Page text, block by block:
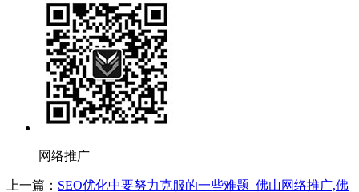
网络推广
上一篇： SEO优化中要努力克服的一些难题_佛山网络推广,佛